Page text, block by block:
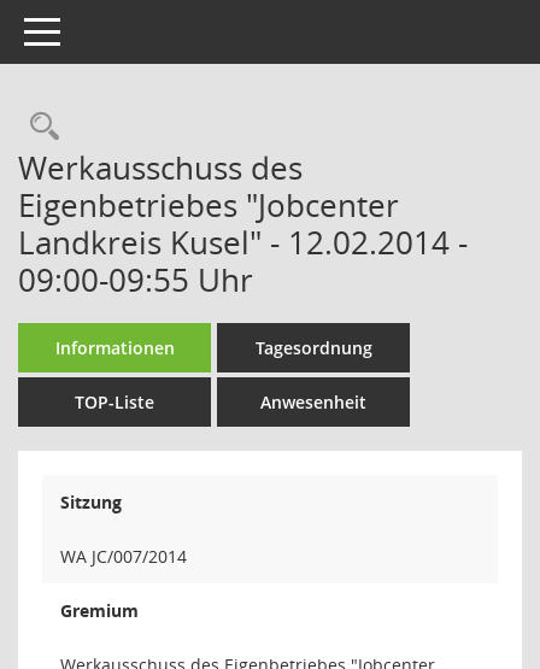
Toggle navigation
Rechercheauswahl
Werkausschuss des
Eigenbetriebes "Jobcenter
Landkreis Kusel" - 12.02.2014 -
09:00-09:55 Uhr
Informationen Tagesordnung
TOP-Liste Anwesenheit
Sitzung
WA JC/007/2014
Gremium